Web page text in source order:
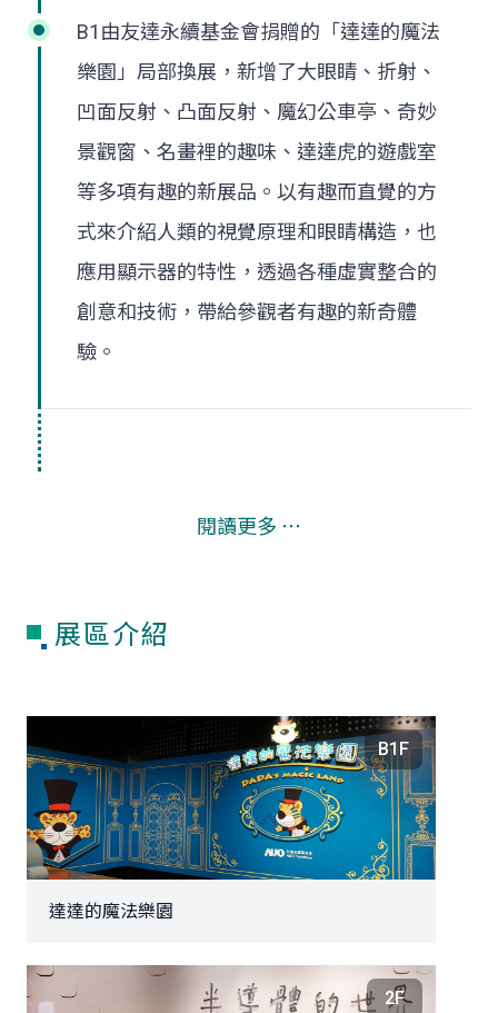
B1由友達永續基金會捐贈的「達達的魔法
樂園」局部換展，新增了大眼睛、折射、
凹面反射、凸面反射、魔幻公車亭、奇妙
景觀窗、名畫裡的趣味、達達虎的遊戲室
等多項有趣的新展品。以有趣而直覺的方
式來介紹人類的視覺原理和眼睛構造，也
應用顯示器的特性，透過各種虛實整合的
創意和技術，帶給參觀者有趣的新奇體
驗。
閱讀更多 ⋯
展區介紹
B1F
達達的魔法樂園
2F